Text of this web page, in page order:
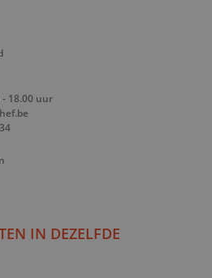
18.00 uur
IN DEZELFDE